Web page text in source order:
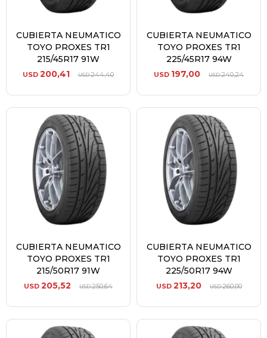
CUBIERTA NEUMATICO
TOYO PROXES TR1
215/45R17 91W
USD 200,41 USD244,40
CUBIERTA NEUMATICO
TOYO PROXES TR1
225/45R17 94W
USD 197,00 USD240,24
CUBIERTA NEUMATICO
TOYO PROXES TR1
215/50R17 91W
USD 205,52 USD250,64
CUBIERTA NEUMATICO
TOYO PROXES TR1
225/50R17 94W
USD 213,20 USD260,00